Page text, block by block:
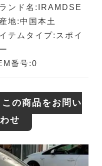
ンド名:IRAMDSE
地:中国本土
テムタイプ:スポイ
番号:0
この商品をお問い
せ